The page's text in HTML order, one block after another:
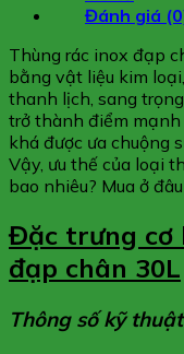
Đánh giá
Thùng rác inox đạp
bằng vật liệu kim
thanh lịch, sang
trở thành điểm mạnh
khá được ưa chuộng
Vậy, ưu thế của loại
bao nhiêu? Mua ở
Đặc trưng cơ
đạp chân 30L
Thông số kỹ thuật